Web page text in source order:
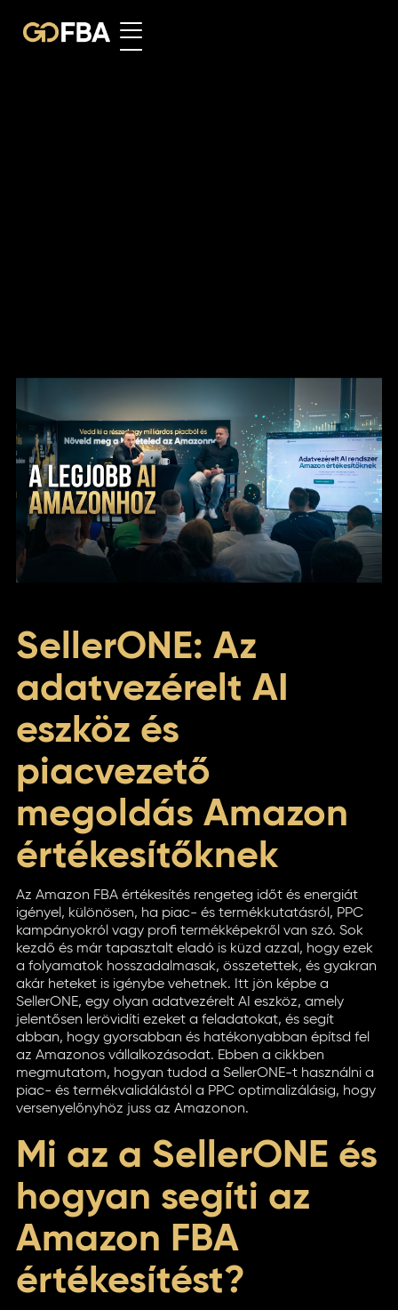
SellerONE: Az
adatvezérelt AI
eszköz és
piacvezető
megoldás Amazon
értékesítőknek
Az Amazon FBA értékesítés rengeteg időt és energiát
igényel, különösen, ha piac- és termékkutatásról, PPC
kampányokról vagy profi termékképekről van szó. Sok
kezdő és már tapasztalt eladó is küzd azzal, hogy ezek
a folyamatok hosszadalmasak, összetettek, és gyakran
akár heteket is igénybe vehetnek. Itt jön képbe a
SellerONE, egy olyan adatvezérelt AI eszköz, amely
jelentősen lerövidíti ezeket a feladatokat, és segít
abban, hogy gyorsabban és hatékonyabban építsd fel
az Amazonos vállalkozásodat. Ebben a cikkben
megmutatom, hogyan tudod a SellerONE-t használni a
piac- és termékvalidálástól a PPC optimalizálásig, hogy
versenyelőnyhöz juss az Amazonon.
Mi az a SellerONE és
hogyan segíti az
Amazon FBA
értékesítést?